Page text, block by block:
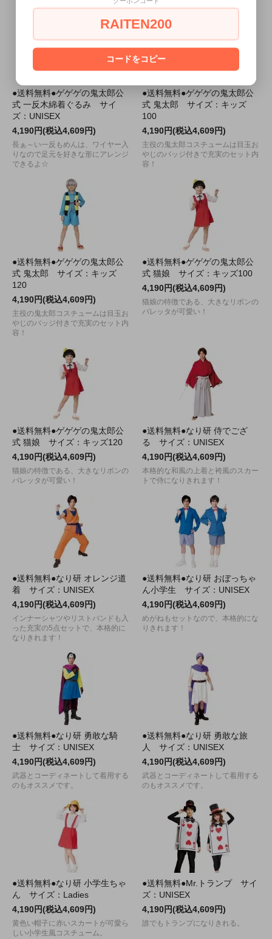
●送料無料●ゲゲゲの鬼太郎公
式 一反木綿着ぐるみ サイ
ズ：UNISEX
4,190円(税込4,609円)
長ぁ～い一反もめんは、ワイヤー入
りなので足元を好きな形にアレンジ
できるよ☆
●送料無料●ゲゲゲの鬼太郎公
式 鬼太郎 サイズ：キッズ
100
4,190円(税込4,609円)
主役の鬼太郎コスチュームは目玉お
やじのバッジ付きで充実のセット内
容！
●送料無料●ゲゲゲの鬼太郎公
式 鬼太郎 サイズ：キッズ
120
4,190円(税込4,609円)
主役の鬼太郎コスチュームは目玉お
やじのバッジ付きで充実のセット内
容！
●送料無料●ゲゲゲの鬼太郎公
式 猫娘 サイズ：キッズ100
4,190円(税込4,609円)
猫娘の特徴である、大きなリボンの
バレッタが可愛い！
●送料無料●ゲゲゲの鬼太郎公
式 猫娘 サイズ：キッズ120
4,190円(税込4,609円)
猫娘の特徴である、大きなリボンの
バレッタが可愛い！
●送料無料●なり研 侍でござ
る サイズ：UNISEX
4,190円(税込4,609円)
本格的な和風の上着と袴風のスカー
トで侍になりきれます！
●送料無料●なり研 オレンジ道
着 サイズ：UNISEX
4,190円(税込4,609円)
インナーシャツやリストバンドも入
った充実の5点セットで、本格的に
なりきれます！
●送料無料●なり研 おぼっちゃ
ん小学生 サイズ：UNISEX
4,190円(税込4,609円)
めがねもセットなので、本格的にな
りきれます！
●送料無料●なり研 勇敢な騎
士 サイズ：UNISEX
4,190円(税込4,609円)
武器とコーディネートして着用する
のもオススメです。
●送料無料●なり研 勇敢な旅
人 サイズ：UNISEX
4,190円(税込4,609円)
武器とコーディネートして着用する
のもオススメです。
●送料無料●なり研 小学生ちゃ
ん サイズ：Ladies
4,190円(税込4,609円)
黄色い帽子に赤いスカートが可愛ら
しい小学生風コスチューム。
●送料無料●Mr.トランプ サイ
ズ：UNISEX
4,190円(税込4,609円)
誰でもトランプになりきれる。
RAITEN200
コードをコピー